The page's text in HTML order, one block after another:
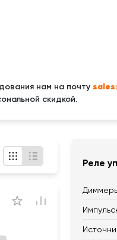
нам на почту
скидкой.
Реле